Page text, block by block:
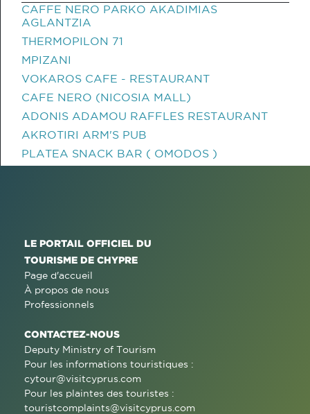
CAFFE NERO PARKO AKADIMIAS
AGLANTZIA
THERMOPILON 71
MPIZANI
VOKAROS CAFE - RESTAURANT
CAFE NERO (NICOSIA MALL)
ADONIS ADAMOU RAFFLES RESTAURANT
AKROTIRI ARM'S PUB
PLATEA SNACK BAR ( OMODOS )
LE PORTAIL OFFICIEL DU
TOURISME DE CHYPRE
Page d'accueil
À propos de nous
Professionnels
CONTACTEZ-NOUS
Deputy Ministry of Tourism
Pour les informations touristiques :
cytour@visitcyprus.com
Pour les plaintes des touristes :
touristcomplaints@visitcyprus.com